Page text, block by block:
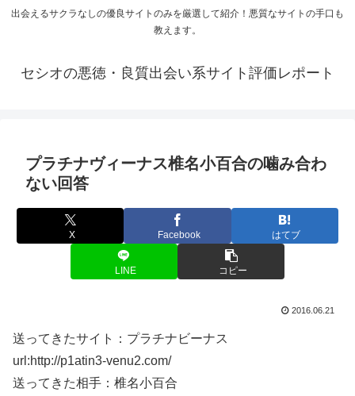
出会えるサクラなしの優良サイトのみを厳選して紹介！悪質なサイトの手口も
教えます。
セシオの悪徳・良質出会い系サイト評価レポート
プラチナヴィーナス椎名小百合の噛み合わ
ない回答
X Facebook はてブ
LINE コピー
2016.06.21
送ってきたサイト：プラチナビーナス
url:http://p1atin3-venu2.com/
送ってきた相手：椎名小百合